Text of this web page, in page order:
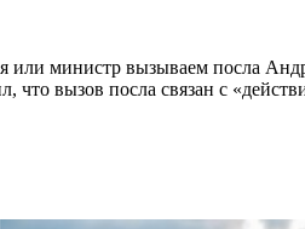
или министр вызываем посла
вызов посла связан с